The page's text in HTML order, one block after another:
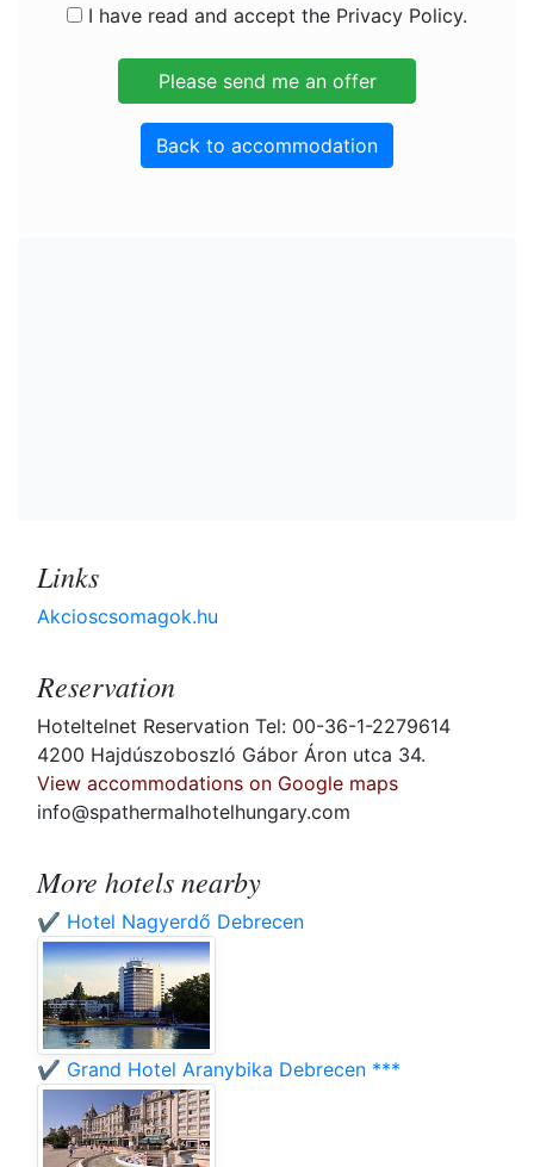
I have read and accept the Privacy Policy.
Back to accommodation
Links
Akcioscsomagok.hu
Reservation
Hoteltelnet Reservation Tel: 00-36-1-2279614
4200 Hajdúszoboszló Gábor Áron utca 34.
View accommodations on Google maps
info@spathermalhotelhungary.com
More hotels nearby
✔️ Hotel Nagyerdő Debrecen
✔️ Grand Hotel Aranybika Debrecen ***